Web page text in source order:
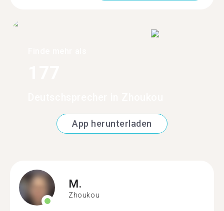
App herunterladen
M.
Zhoukou